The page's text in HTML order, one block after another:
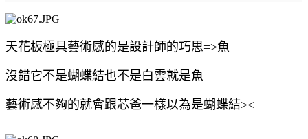
天花板極具藝術感的是設計師的巧思=>魚
沒錯它不是蝴蝶結也不是白雲就是魚
藝術感不夠的就會跟芯爸一樣以為是蝴蝶結><